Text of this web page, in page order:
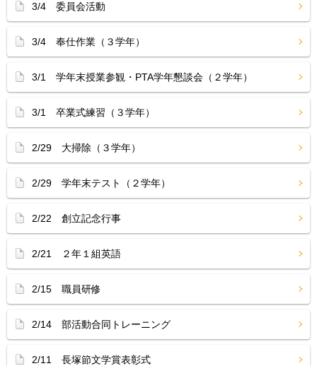
3/4 委員会活動
3/4 奉仕作業（３学年）
3/1 学年末授業参観・PTA学年懇談会（２学年）
3/1 卒業式練習（３学年）
2/29 大掃除（３学年）
2/29 学年末テスト（２学年）
2/22 創立記念行事
2/21 ２年１組英語
2/15 職員研修
2/14 部活動合同トレーニング
2/11 長塚節文学賞表彰式